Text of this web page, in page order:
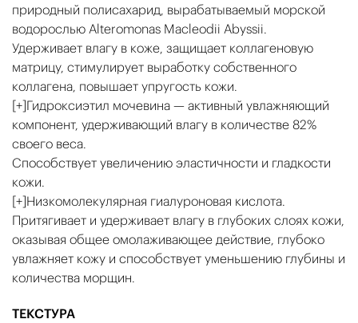
природный полисахарид, вырабатываемый морской
водорослью Alteromonas Macleodii Abyssii.
Удерживает влагу в коже, защищает коллагеновую
матрицу, стимулирует выработку собственного
коллагена, повышает упругость кожи.
[+]Гидроксиэтил мочевина — активный увлажняющий
компонент, удерживающий влагу в количестве 82%
своего веса.
Способствует увеличению эластичности и гладкости
кожи.
[+]Низкомолекулярная гиалуроновая кислота.
Притягивает и удерживает влагу в глубоких слоях кожи,
оказывая общее омолаживающее действие, глубоко
увлажняет кожу и способствует уменьшению глубины и
количества морщин.
ТЕКСТУРА